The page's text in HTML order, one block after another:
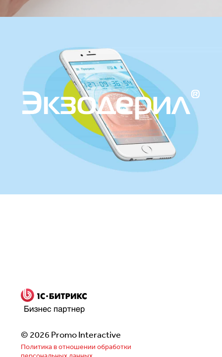
© 2026 Promo Interactive
Политика в отношении обработки